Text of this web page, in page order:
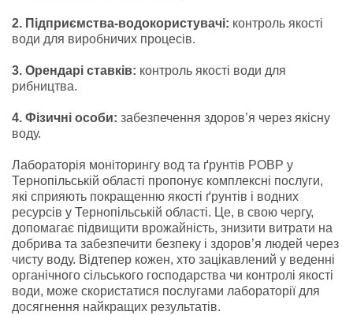
2. Підприємства-водокористувачі: контроль якості
води для виробничих процесів.
3. Орендарі ставків: контроль якості води для
рибництва.
4. Фізичні особи: забезпечення здоров’я через якісну
воду.
Лабораторія моніторингу вод та ґрунтів РОВР у
Тернопільській області пропонує комплексні послуги,
які сприяють покращенню якості ґрунтів і водних
ресурсів у Тернопільській області. Це, в свою чергу,
допомагає підвищити врожайність, знизити витрати на
добрива та забезпечити безпеку і здоров’я людей через
чисту воду. Відтепер кожен, хто зацікавлений у веденні
органічного сільського господарства чи контролі якості
води, може скористатися послугами лабораторії для
досягнення найкращих результатів.